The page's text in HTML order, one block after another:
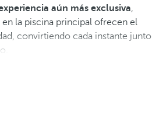
aún más exclusiva,
en la piscina principal ofrecen el
convirtiendo cada instante junto